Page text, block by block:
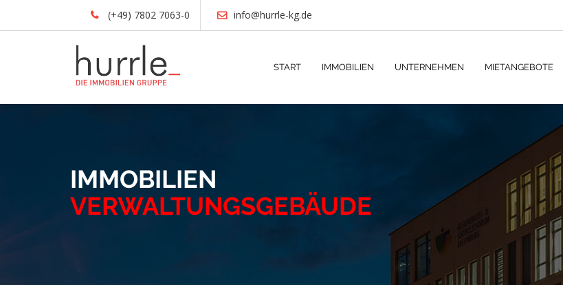
(+49) 7802 7063-0 info@hurrle-kg.de
START IMMOBILIEN UNTERNEHMEN MIETANGEBOTE
IMMOBILIEN
VERWALTUNGSGEBÄUDE